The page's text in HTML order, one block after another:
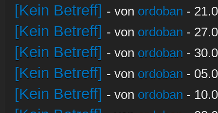
[Kein Betreff] - von ordoban -
[Kein Betreff] - von ordoban -
[Kein Betreff] - von ordoban -
[Kein Betreff] - von ordoban -
[Kein Betreff] - von ordoban -